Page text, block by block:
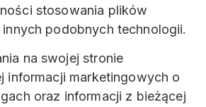
stosowania plików
podobnych technologii.
na swojej stronie
informacji marketingowych o
oraz informacji z bieżącej